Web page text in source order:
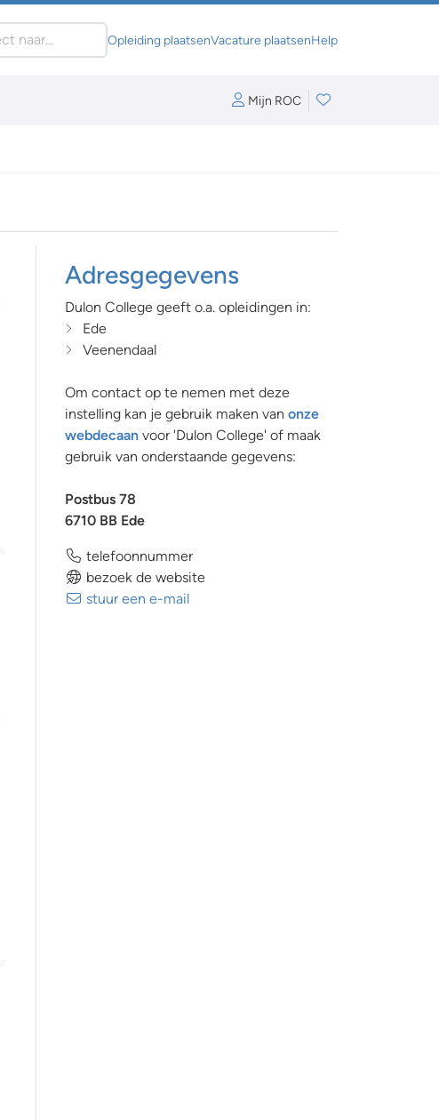
Opleiding plaatsenVacature plaatsenHelp
Mijn ROC
Adresgegevens
Dulon College geeft o.a. opleidingen in:
Ede
Veenendaal
Om contact op te nemen met deze
instelling kan je gebruik maken van onze
webdecaan voor 'Dulon College' of maak
gebruik van onderstaande gegevens:
Postbus 78
6710 BB Ede
telefoonnummer
bezoek de website
stuur een e-mail